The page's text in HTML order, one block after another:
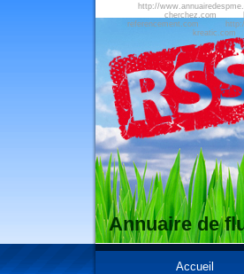
http://
cherchez.com
referencement.com
kreatic.com
Annuaire de
Accueil